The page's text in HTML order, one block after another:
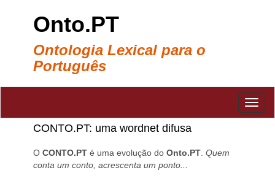
Onto.PT
Ontologia Lexical para o
Português
CONTO.PT: uma wordnet difusa
O CONTO.PTé uma evolução do Onto.PT. Quem
conta um conto, acrescenta um ponto...